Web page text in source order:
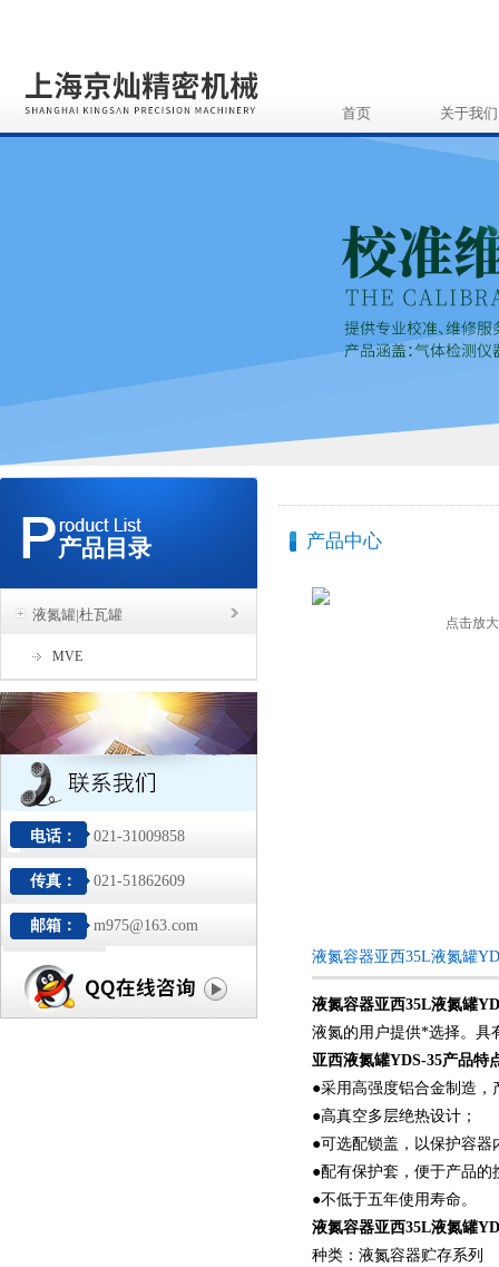
首页 关于我们
产品目录
液氮罐|杜瓦罐
MVE
电话： 021-31009858
传真： 021-51862609
邮箱： m975@163.com
产品中心
点击放大
液氮容器亚西35L液氮罐
液氮容器亚西35L液氮罐
液氮的用户提供*选择。具
亚西液氮罐YDS-35产品特
●采用高强度铝合金制造，
●高真空多层绝热设计；
●可选配锁盖，以保护容器
●配有保护套，便于产品
●不低于五年使用寿命。
液氮容器亚西35L液氮罐
种类：液氮容器贮存系列